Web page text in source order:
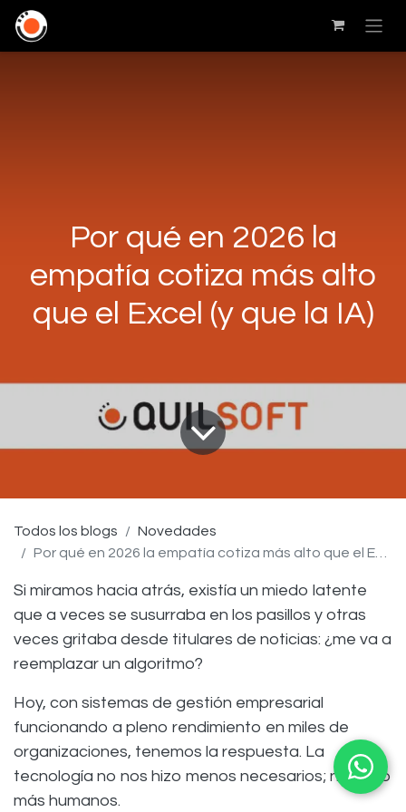
Por qué en 2026 la
empatía cotiza más alto
que el Excel (y que la IA)
Todos los blogs
Novedades
Por qué en 2026 la empatía cotiza más alto que el Excel (y que la IA)
Si miramos hacia atrás, existía un miedo latente
que a veces se susurraba en los pasillos y otras
veces gritaba desde titulares de noticias: ¿me va a
reemplazar un algoritmo?
Hoy, con sistemas de gestión empresarial
funcionando a pleno rendimiento en miles de
organizaciones, tenemos la respuesta. La
tecnología no nos hizo menos necesarios; nos hizo
más humanos.